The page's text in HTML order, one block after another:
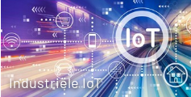
Industriële IoT